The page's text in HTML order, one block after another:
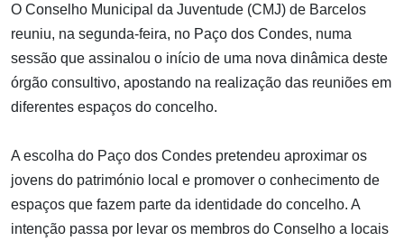
O Conselho Municipal da Juventude (CMJ) de Barcelos
reuniu, na segunda-feira, no Paço dos Condes, numa
sessão que assinalou o início de uma nova dinâmica deste
órgão consultivo, apostando na realização das reuniões em
diferentes espaços do concelho.
A escolha do Paço dos Condes pretendeu aproximar os
jovens do património local e promover o conhecimento de
espaços que fazem parte da identidade do concelho. A
intenção passa por levar os membros do Conselho a locais